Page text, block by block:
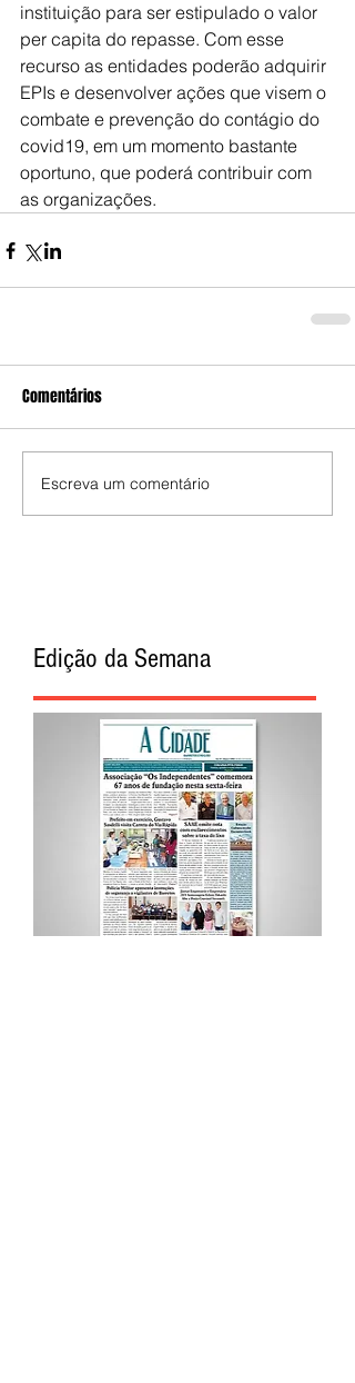
instituição para ser estipulado o valor
per capita do repasse. Com esse
recurso as entidades poderão adquirir
EPIs e desenvolver ações que visem o
combate e prevenção do contágio do
covid19, em um momento bastante
oportuno, que poderá contribuir com
as organizações.
Comentários
Escreva um comentário
Edição da Semana